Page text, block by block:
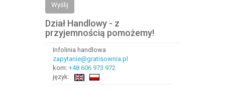
Wyślij
Dział Handlowy - z
przyjemnością pomożemy!
Infolinia handlowa
zapytanie@gratisownia.pl
kom: +48 606 973 972
język: